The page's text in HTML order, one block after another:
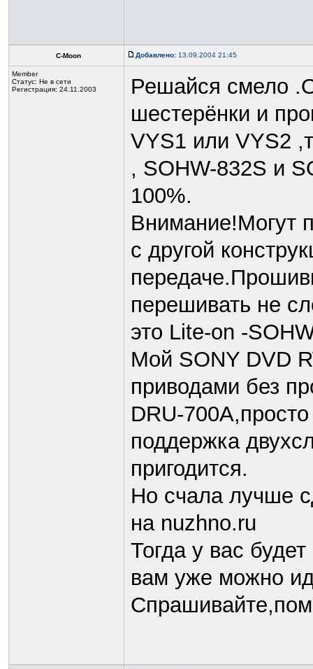
C-Moon Добавлено: 13.09.2004 21:45
Member
Статус: Не в сети
Регистрация: 24.11.2003
Решайся смело
шестерёнки и
VYS1 или VYS2
, SOHW-832S и
100%.
Внимание!Могут
с другой
перешивать не
это Lite-on -
Мой SONY DVD
приводами без
DRU-
поддержка
пригодится.
Но счала лучше
на nuzhno.ru
Тогда у вас
вам уже можно